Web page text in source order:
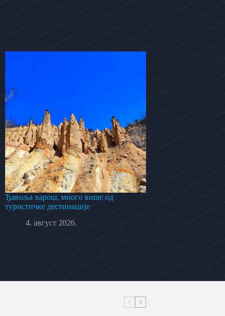
Ђавоља варош, много више од
туристичке дестинације
4. август 2026.